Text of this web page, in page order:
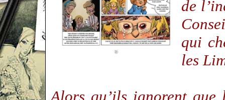
de
qui
les
Alors qu’ils ignorent que